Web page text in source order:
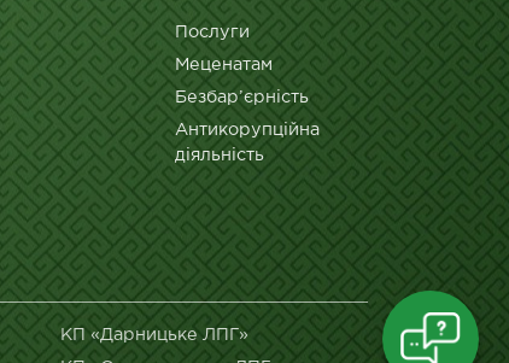
Послуги
Меценатам
Безбар’єрність
Антикорупційна
діяльність
КП «Дарницьке ЛПГ»